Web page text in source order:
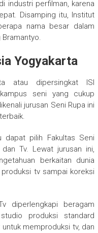
industri perfilman, karena
Disamping itu, Institut
nama besar dalam
Bramantyo.
Yogyakarta
atau dipersingkat ISI
seni yang cukup
jurusan Seni Rupa ini
dapat pilih Fakultas Seni
Tv. Lewat jurusan ini,
berkaitan dunia
tv sampai koreksi
diperlengkapi beragam
produksi standard
memproduksi tv, dan